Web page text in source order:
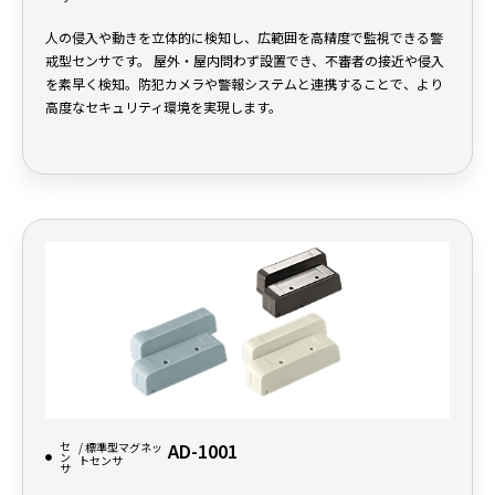
人の侵入や動きを立体的に検知し、広範囲を高精度で監視できる警
戒型センサです。 屋外・屋内問わず設置でき、不審者の接近や侵入
を素早く検知。防犯カメラや警報システムと連携することで、より
高度なセキュリティ環境を実現します。
セ
ン
サ
/ 標準型マグネッ
トセンサ
AD-1001